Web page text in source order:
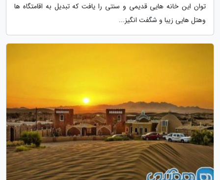
توان این خانه هایی قدیمی و سنتی را یافت که تبدیل به اقامتگاه ها
وهتل هایی زیبا و شگفت انگیز...